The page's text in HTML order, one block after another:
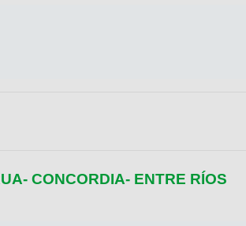
CONCORDIA- ENTRE RÍOS